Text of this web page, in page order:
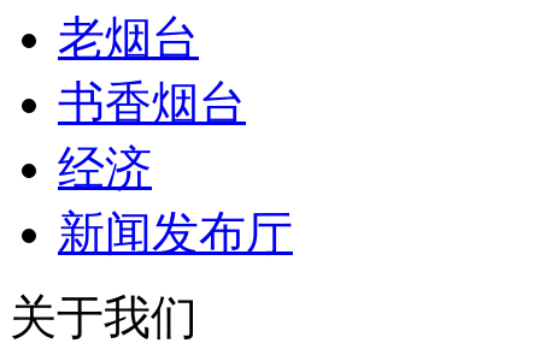
老烟台
书香烟台
经济
新闻发布厅
关于我们